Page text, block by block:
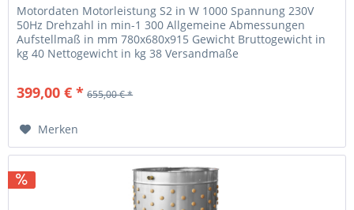
Motordaten Motorleistung S2 in W 1000 Spannung 230V
50Hz Drehzahl in min-1 300 Allgemeine Abmessungen
Aufstellmaß in mm 780x680x915 Gewicht Bruttogewicht in
kg 40 Nettogewicht in kg 38 Versandmaße
399,00 € * 655,00 € *
Merken